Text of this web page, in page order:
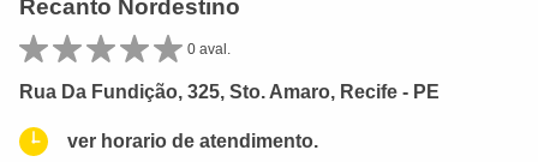
Recanto Nordestino
0 aval.
Rua Da Fundição, 325, Sto. Amaro, Recife - PE
ver horario de atendimento.